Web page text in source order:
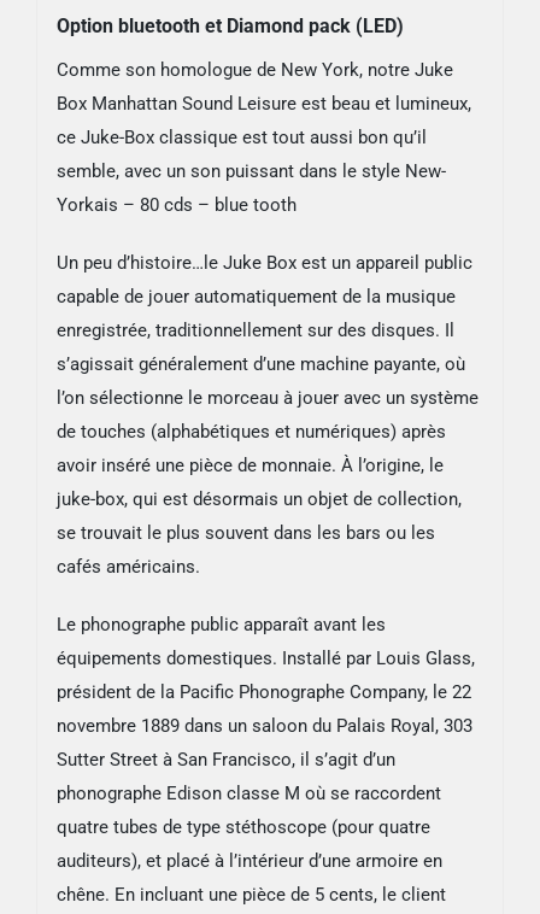
Option bluetooth et Diamond pack (LED)
Comme son homologue de New York, notre Juke
Box Manhattan Sound Leisure est beau et lumineux,
ce Juke-Box classique est tout aussi bon qu’il
semble, avec un son puissant dans le style New-
Yorkais – 80 cds – blue tooth
Un peu d’histoire…le Juke Box est un appareil public
capable de jouer automatiquement de la musique
enregistrée, traditionnellement sur des disques. Il
s’agissait généralement d’une machine payante, où
l’on sélectionne le morceau à jouer avec un système
de touches (alphabétiques et numériques) après
avoir inséré une pièce de monnaie. À l’origine, le
juke-box, qui est désormais un objet de collection,
se trouvait le plus souvent dans les bars ou les
cafés américains.
Le phonographe public apparaît avant les
équipements domestiques. Installé par Louis Glass,
président de la Pacific Phonographe Company, le 22
novembre 1889 dans un saloon du Palais Royal, 303
Sutter Street à San Francisco, il s’agit d’un
phonographe Edison classe M où se raccordent
quatre tubes de type stéthoscope (pour quatre
auditeurs), et placé à l’intérieur d’une armoire en
chêne. En incluant une pièce de 5 cents, le client